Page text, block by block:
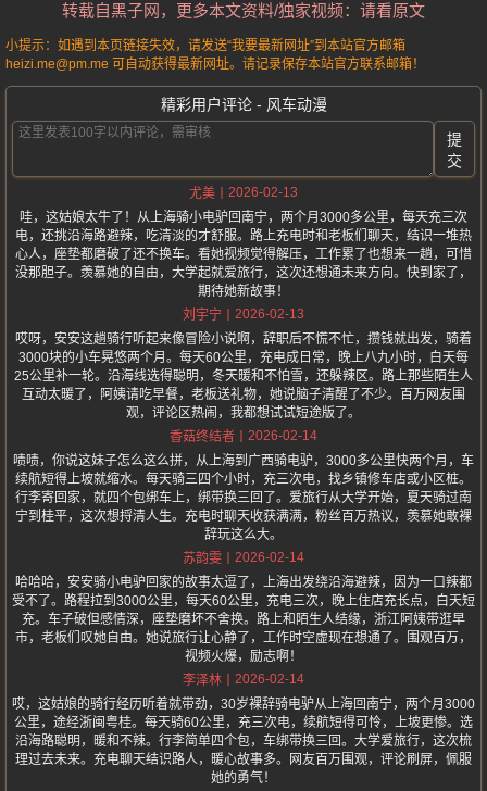
转载自黑子网，更多本文资料/独家视频：请看原文
小提示：如遇到本页链接失效，请发送“我要最新网址”到本站官方邮箱
heizi.me@pm.me 可自动获得最新网址。请记录保存本站官方联系邮箱！
精彩用户评论 - 风车动漫
提
交
尤美
2026-02-13
哇，这姑娘太牛了！从上海骑小电驴回南宁，两个月3000多公里，每天充三次
电，还挑沿海路避辣，吃清淡的才舒服。路上充电时和老板们聊天，结识一堆热
心人，座垫都磨破了还不换车。看她视频觉得解压，工作累了也想来一趟，可惜
没那胆子。羡慕她的自由，大学起就爱旅行，这次还想通未来方向。快到家了，
期待她新故事！
刘宇宁
2026-02-13
哎呀，安安这趟骑行听起来像冒险小说啊，辞职后不慌不忙，攒钱就出发，骑着
3000块的小车晃悠两个月。每天60公里，充电成日常，晚上八九小时，白天每
25公里补一轮。沿海线选得聪明，冬天暖和不怕雪，还躲辣区。路上那些陌生人
互动太暖了，阿姨请吃早餐，老板送礼物，她说脑子清醒了不少。百万网友围
观，评论区热闹，我都想试试短途版了。
香菇终结者
2026-02-14
啧啧，你说这妹子怎么这么拼，从上海到广西骑电驴，3000多公里快两个月，车
续航短得上坡就缩水。每天骑三四个小时，充三次电，找乡镇修车店或小区桩。
行李寄回家，就四个包绑车上，绑带换三回了。爱旅行从大学开始，夏天骑过南
宁到桂平，这次想捋清人生。充电时聊天收获满满，粉丝百万热议，羡慕她敢裸
辞玩这么大。
苏韵雯
2026-02-14
哈哈哈，安安骑小电驴回家的故事太逗了，上海出发绕沿海避辣，因为一口辣都
受不了。路程拉到3000公里，每天60公里，充电三次，晚上住店充长点，白天短
充。车子破但感情深，座垫磨坏不舍换。路上和陌生人结缘，浙江阿姨带逛早
市，老板们叹她自由。她说旅行让心静了，工作时空虚现在想通了。围观百万，
视频火爆，励志啊！
李泽林
2026-02-14
哎，这姑娘的骑行经历听着就带劲，30岁裸辞骑电驴从上海回南宁，两个月3000
公里，途经浙闽粤桂。每天骑60公里，充三次电，续航短得可怜，上坡更惨。选
沿海路聪明，暖和不辣。行李简单四个包，车绑带换三回。大学爱旅行，这次梳
理过去未来。充电聊天结识路人，暖心故事多。网友百万围观，评论刷屏，佩服
她的勇气！